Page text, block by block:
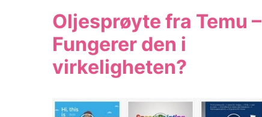
Oljesprøyte fra Temu –
Fungerer den i
virkeligheten?